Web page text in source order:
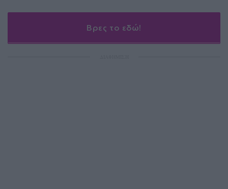
Βρες το εδώ!